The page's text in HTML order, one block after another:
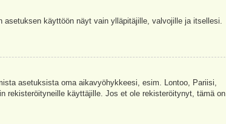
asetuksen käyttöön näyt vain ylläpitäjille, valvojille ja itsellesi.
asetuksista oma aikavyöhykkeesi, esim. Lontoo, Pariisi,
rekisteröityneille käyttäjille. Jos et ole rekisteröitynyt, tämä on